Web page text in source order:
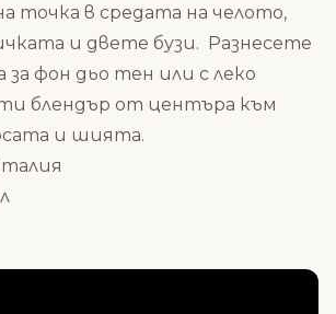
точка в средата на челото,
и двете бузи. Разнесете
за фон дьо тен или с леко
блендър от центъра към
и шията.